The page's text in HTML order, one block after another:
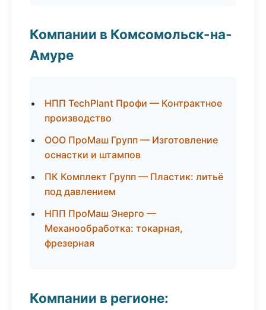
Компании в Комсомольск-на-
Амуре
НПП TechPlant Профи — Контрактное
производство
ООО ПроМаш Групп — Изготовление
оснастки и штампов
ПК Комплект Групп — Пластик: литьё
под давлением
НПП ПроМаш Энерго —
Механообработка: токарная,
фрезерная
Компании в регионе: